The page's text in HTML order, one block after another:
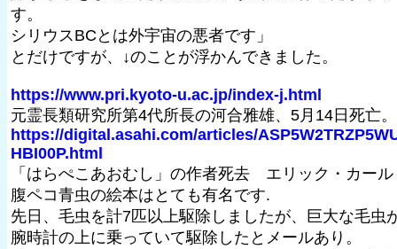
す。
シリウスBCとは外宇宙の悪者です」
とだけですが、↓のことが浮かんできました。
https://www.pri.kyoto-u.ac.jp/index-j.html
元霊長類研究所第4代所長の河合雅雄、5月14日死亡。
https://digital.asahi.com/articles/
HBI00P.html
「はらぺこあおむし」の作者死去 エリック・カール
腹ペコ青虫の絵本はとても有名です.
先日、毛虫を計7匹以上駆除しましたが、巨大な毛虫
腕時計の上に乗っていて駆除したとメールあり。